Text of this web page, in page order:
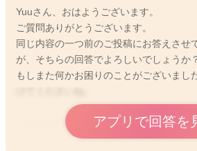
Yuuさん、おはようございます。
ご質問ありがとうございます。
同じ内容の一つ前のご投稿にお答えさせ
が、そちらの回答でよろしいでしょうか
もしまた何かお困りのことがございまし
アプリで回答を